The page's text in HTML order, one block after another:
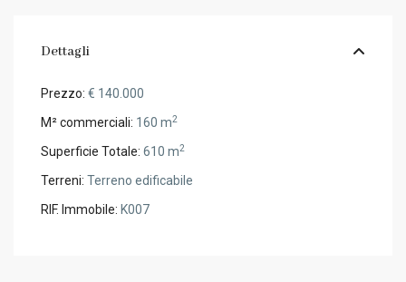
Dettagli
Prezzo: € 140.000
M² commerciali: 160 m2
Superficie Totale: 610 m2
Terreni: Terreno edificabile
RIF. Immobile: K007